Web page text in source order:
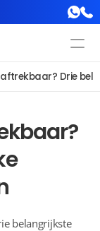
Drie
belangrijkste